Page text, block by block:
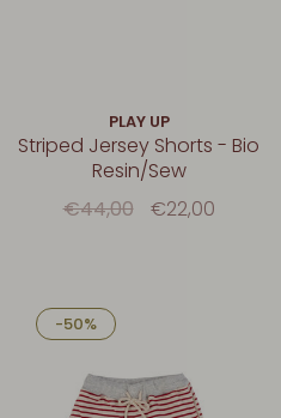
PLAY UP
Striped Jersey Shorts - Bio
Resin/Sew
€44,00
€22,00
-50%